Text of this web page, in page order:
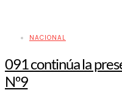
NACIONAL
091 continúa la
Nº9